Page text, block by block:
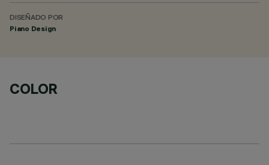
DISEÑADO POR
Piano Design
COLOR